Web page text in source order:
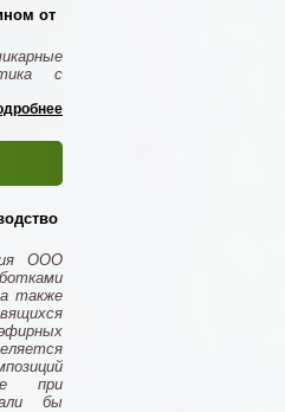
от
с
ООО
также
при
бы